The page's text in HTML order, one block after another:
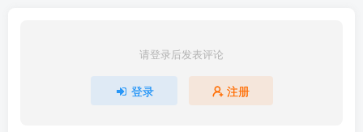
请登录后发表评论
登录 注册